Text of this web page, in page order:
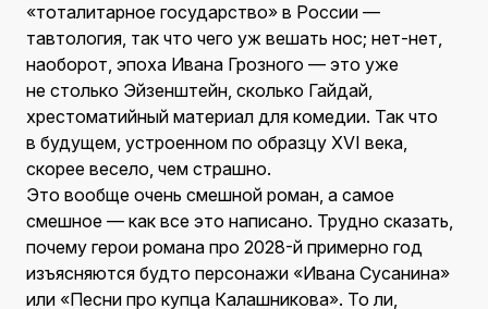
«тоталитарное государство» в России —
тавтология, так что чего уж вешать нос; нет-нет,
наоборот, эпоха Ивана Грозного — это уже
не столько Эйзенштейн, сколько Гайдай,
хрестоматийный материал для комедии. Так что
в будущем, устроенном по образцу XVI века,
скорее весело, чем страшно.
Это вообще очень смешной роман, а самое
смешное — как все это написано. Трудно сказать,
почему герои романа про 2028-й примерно год
изъясняются будто персонажи «Ивана Сусанина»
или «Песни про купца Калашникова». То ли,